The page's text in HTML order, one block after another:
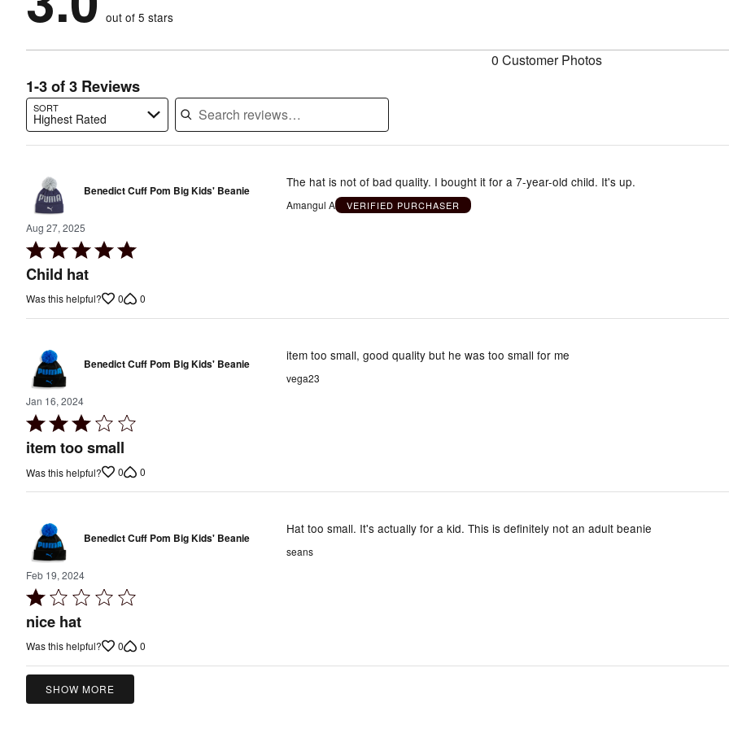
reviewers
of
reviewers
0%
of
33%
reviewers
out of 5 stars
0 Customer Photos
1-3 of 3 Reviews
SORT
Highest Rated
Search reviews…
Benedict Cuff Pom Big Kids' Beanie
Aug 27, 2025
Rated
5
of
Child hat
The hat is not of bad quality. I bought it for a 7-year-old child. It's up.
Amangul A VERIFIED PURCHASER
Was this helpful? 0 0
Benedict Cuff Pom Big Kids' Beanie
Jan 16, 2024
Rated
3
of
item too small
item too small, good quality but he was too small for me
vega23
Was this helpful? 0 0
Benedict Cuff Pom Big Kids' Beanie
Feb 19, 2024
Rated
1
of
5
nice hat
Hat too small. It's actually for a kid. This is definitely not an adult beanie
seans
Was this helpful? 0 0
SHOW MORE